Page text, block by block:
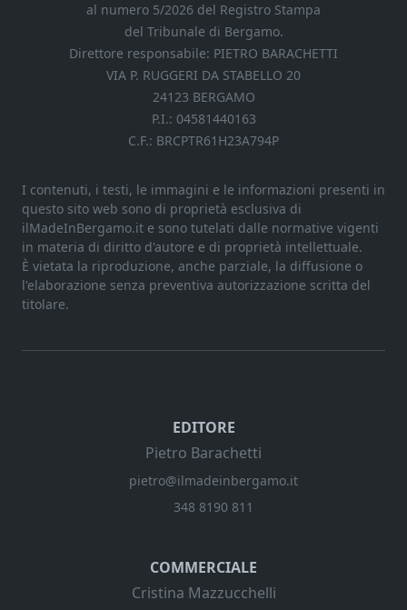
al numero 5/2026 del Registro Stampa
del Tribunale di Bergamo.
Direttore responsabile: PIETRO BARACHETTI
VIA P. RUGGERI DA STABELLO 20
24123 BERGAMO
P.I.: 04581440163
C.F.: BRCPTR61H23A794P
I contenuti, i testi, le immagini e le informazioni presenti in
questo sito web sono di proprietà esclusiva di
ilMadeInBergamo.it e sono tutelati dalle normative vigenti
in materia di diritto d'autore e di proprietà intellettuale.
È vietata la riproduzione, anche parziale, la diffusione o
l'elaborazione senza preventiva autorizzazione scritta del
titolare.
EDITORE
Pietro Barachetti
pietro@ilmadeinbergamo.it
348 8190 811
COMMERCIALE
Cristina Mazzucchelli